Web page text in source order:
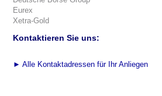
Eurex
Xetra-Gold
Kontaktieren Sie uns:
► Alle Kontaktadressen für Ihr Anliegen